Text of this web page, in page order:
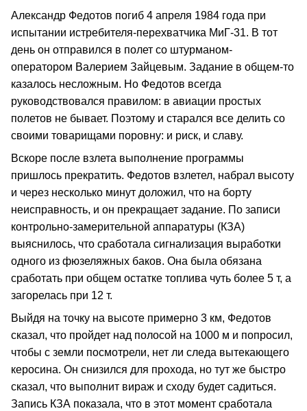
Александр Федотов погиб 4 апреля 1984 года при
испытании истребителя-перехватчика МиГ-31. В тот
день он отправился в полет со штурманом-
оператором Валерием Зайцевым. Задание в общем-то
казалось несложным. Но Федотов всегда
руководствовался правилом: в авиации простых
полетов не бывает. Поэтому и старался все делить со
своими товарищами поровну: и риск, и славу.
Вскоре после взлета выполнение программы
пришлось прекратить. Федотов взлетел, набрал высоту
и через несколько минут доложил, что на борту
неисправность, и он прекращает задание. По записи
контрольно-замерительной аппаратуры (КЗА)
выяснилось, что сработала сигнализация выработки
одного из фюзеляжных баков. Она была обязана
сработать при общем остатке топлива чуть более 5 т, а
загорелась при 12 т.
Выйдя на точку на высоте примерно 3 км, Федотов
сказал, что пройдет над полосой на 1000 м и попросил,
чтобы с земли посмотрели, нет ли следа вытекающего
керосина. Он снизился для прохода, но тут же быстро
сказал, что выполнит вираж и сходу будет садиться.
Запись КЗА показала, что в этот момент сработала